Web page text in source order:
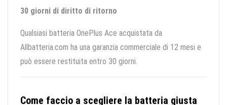
30 giorni di diritto di ritorno
Qualsiasi batteria OnePlus Ace acquistata da
Allbatteria.com ha una garanzia commerciale di 12 mesi e
può essere restituita entro 30 giorni.
Come faccio a scegliere la batteria giusta